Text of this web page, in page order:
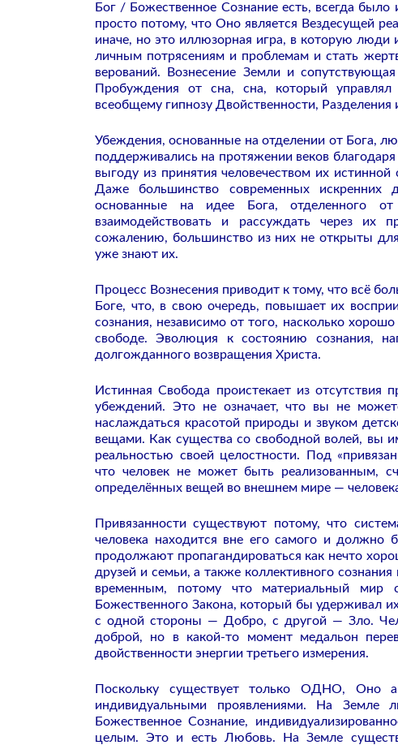
Бог / Божественное Сознание есть, всегда
просто потому, что Оно является Вездесущей
иначе, но это иллюзорная игра, в которую люди
личным потрясениям и проблемам и стать
верований. Вознесение Земли и
Пробуждения от сна, сна, который
всеобщему гипнозу Двойственности,
Убеждения, основанные на отделении от Бога,
поддерживались на протяжении веков
выгоду из принятия человечеством их
Даже большинство современных искренних
основанные на идее Бога, отделенного
взаимодействовать и рассуждать через их
сожалению, большинство из них не открыты
уже знают их.
Процесс Вознесения приводит к тому, что всё
Боге, что, в свою очередь, повышает их
сознания, независимо от того, насколько
свободе. Эволюция к состоянию сознания,
долгожданного возвращения Христа.
Истинная Свобода проистекает из
убеждений. Это не означает, что вы не
наслаждаться красотой природы и звуком
вещами. Как существа со свободной волей, вы
реальностью своей целостности. Под
что человек не может быть реализованным,
определённых вещей во внешнем мире —
Привязанности существуют потому, что
человека находится вне его самого и должно
продолжают пропагандироваться как нечто
друзей и семьи, а также коллективного
временным, потому что материальный мир
Божественного Закона, который бы удерживал
с одной стороны — Добро, с другой — Зло.
доброй, но в какой-то момент медальон
двойственности энергии третьего измерения.
Поскольку существует только ОДНО, Оно
индивидуальными проявлениями. На
Божественное Сознание,
целым. Это и есть Любовь. На Земле